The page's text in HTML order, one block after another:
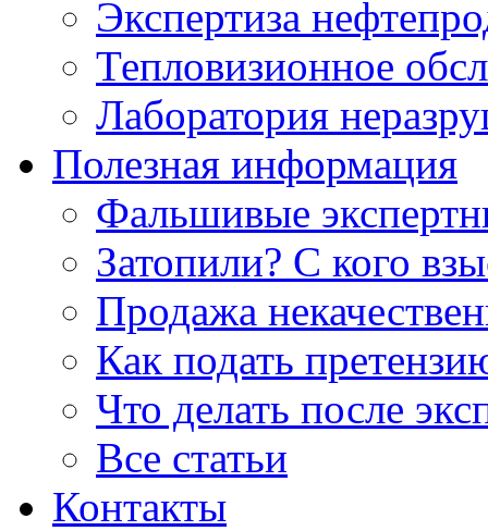
Экспертиза
Тепловизионное
Лаборатория
Полезная информация
Фальшивые
Затопили? С кого
Продажа
Как подать
Что делать после
Все статьи
Контакты